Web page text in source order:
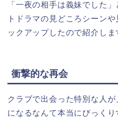
「一夜の相手は義妹でした
トドラマの見どころシーン
ックアップしたので紹介しま
衝撃的な再会
クラブで出会った特別な人
になるなんて本当にびっくり